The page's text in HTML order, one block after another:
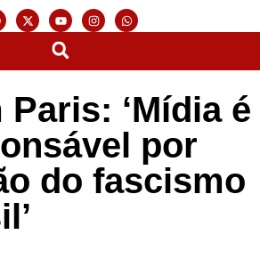
Paris: ‘Mídia é
por
do fascismo